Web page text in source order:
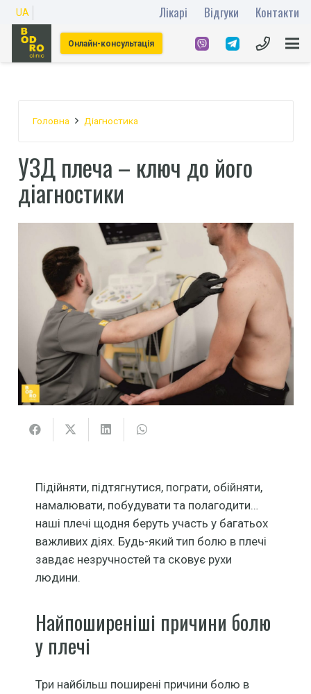
UA Лікарі Відгуки Контакти
Онлайн-консультація
Головна Діагностика
УЗД плеча – ключ до його
діагностики
Підійняти, підтягнутися, пограти, обійняти,
намалювати, побудувати та полагодити…
наші плечі щодня беруть участь у багатьох
важливих діях. Будь-який тип болю в плечі
завдає незручностей та сковує рухи
людини.
Найпоширеніші причини болю
у плечі
Три найбільш поширені причини болю в